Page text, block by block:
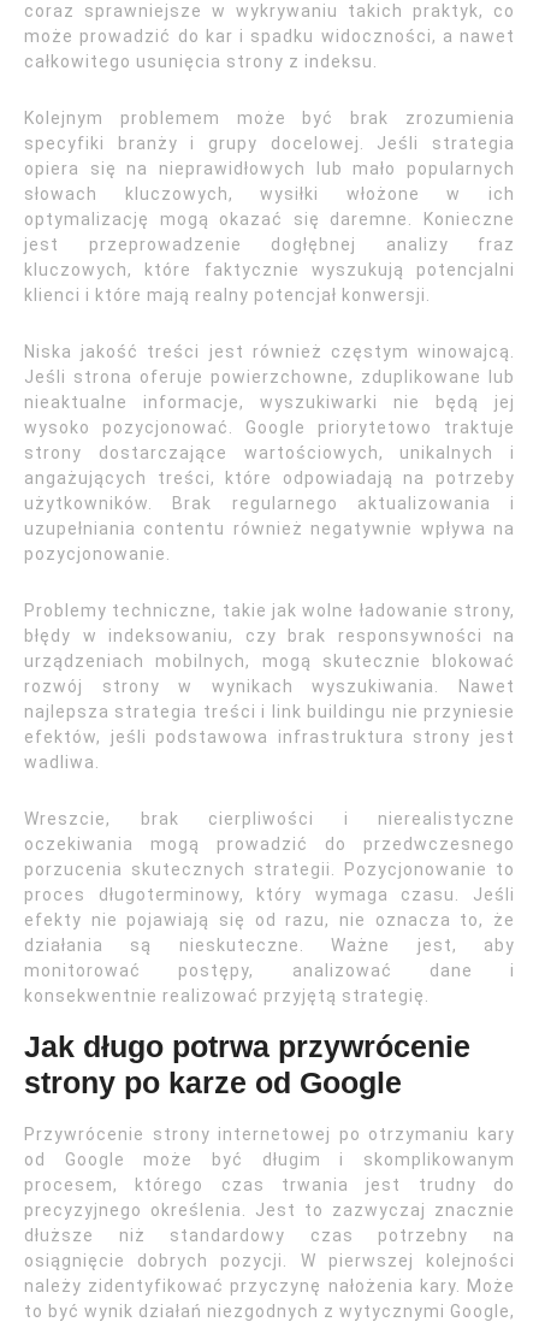
coraz sprawniejsze w wykrywaniu takich praktyk, co
może prowadzić do kar i spadku widoczności, a nawet
całkowitego usunięcia strony z indeksu.
Kolejnym problemem może być brak zrozumienia
specyfiki branży i grupy docelowej. Jeśli strategia
opiera się na nieprawidłowych lub mało popularnych
słowach kluczowych, wysiłki włożone w ich
optymalizację mogą okazać się daremne. Konieczne
jest przeprowadzenie dogłębnej analizy fraz
kluczowych, które faktycznie wyszukują potencjalni
klienci i które mają realny potencjał konwersji.
Niska jakość treści jest również częstym winowajcą.
Jeśli strona oferuje powierzchowne, zduplikowane lub
nieaktualne informacje, wyszukiwarki nie będą jej
wysoko pozycjonować. Google priorytetowo traktuje
strony dostarczające wartościowych, unikalnych i
angażujących treści, które odpowiadają na potrzeby
użytkowników. Brak regularnego aktualizowania i
uzupełniania contentu również negatywnie wpływa na
pozycjonowanie.
Problemy techniczne, takie jak wolne ładowanie strony,
błędy w indeksowaniu, czy brak responsywności na
urządzeniach mobilnych, mogą skutecznie blokować
rozwój strony w wynikach wyszukiwania. Nawet
najlepsza strategia treści i link buildingu nie przyniesie
efektów, jeśli podstawowa infrastruktura strony jest
wadliwa.
Wreszcie, brak cierpliwości i nierealistyczne
oczekiwania mogą prowadzić do przedwczesnego
porzucenia skutecznych strategii. Pozycjonowanie to
proces długoterminowy, który wymaga czasu. Jeśli
efekty nie pojawiają się od razu, nie oznacza to, że
działania są nieskuteczne. Ważne jest, aby
monitorować postępy, analizować dane i
konsekwentnie realizować przyjętą strategię.
Jak długo potrwa przywrócenie
strony po karze od Google
Przywrócenie strony internetowej po otrzymaniu kary
od Google może być długim i skomplikowanym
procesem, którego czas trwania jest trudny do
precyzyjnego określenia. Jest to zazwyczaj znacznie
dłuższe niż standardowy czas potrzebny na
osiągnięcie dobrych pozycji. W pierwszej kolejności
należy zidentyfikować przyczynę nałożenia kary. Może
to być wynik działań niezgodnych z wytycznymi Google,